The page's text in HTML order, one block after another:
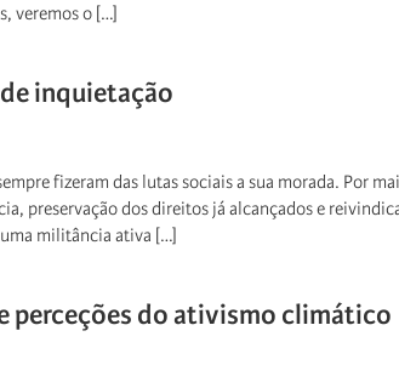
veremos o […]
inquietação
fizeram das lutas sociais a sua morada. Por
preservação dos direitos já alcançados e
militância ativa […]
perceções do ativismo climático